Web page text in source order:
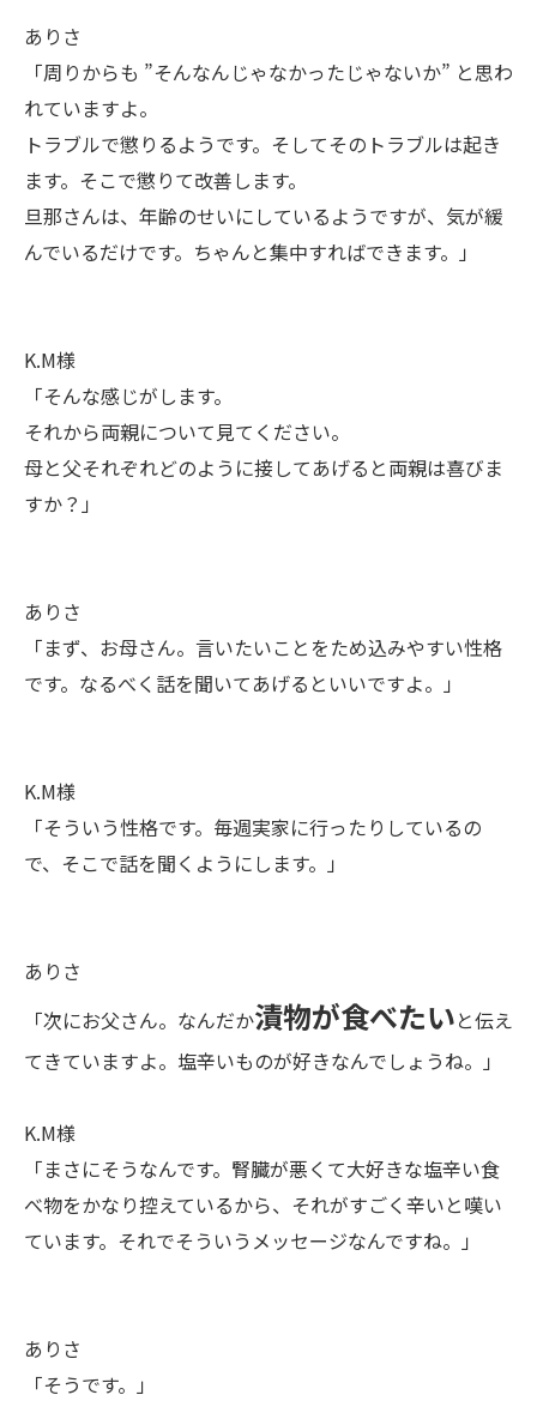
ありさ
「周りからも ”そんなんじゃなかったじゃないか” と思わ
れていますよ。
トラブルで懲りるようです。そしてそのトラブルは起き
ます。そこで懲りて改善します。
旦那さんは、年齢のせいにしているようですが、気が緩
んでいるだけです。ちゃんと集中すればできます。」
K.M様
「そんな感じがします。
それから両親について見てください。
母と父それぞれどのように接してあげると両親は喜びま
すか？」
ありさ
「まず、お母さん。言いたいことをため込みやすい性格
です。なるべく話を聞いてあげるといいですよ。」
K.M様
「そういう性格です。毎週実家に行ったりしているの
で、そこで話を聞くようにします。」
ありさ
「次にお父さん。なんだか漬物が食べたいと伝え
てきていますよ。塩辛いものが好きなんでしょうね。」
K.M様
「まさにそうなんです。腎臓が悪くて大好きな塩辛い食
べ物をかなり控えているから、それがすごく辛いと嘆い
ています。それでそういうメッセージなんですね。」
ありさ
「そうです。」